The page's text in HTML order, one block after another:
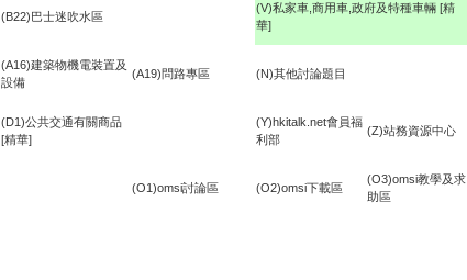
(B22)巴士迷吹水區
(V)私家車,商用車,政府及特種車輛 [精
華]
(A16)建築物機電裝置及
設備
(A19)問路專區 (N)其他討論題目
(D1)公共交通有關商品
[精華]
(Y)hkitalk.net會員福
利部
(Z)站務資源中心
(O1)omsi討論區 (O2)omsi下載區
(O3)omsi教學及求
助區